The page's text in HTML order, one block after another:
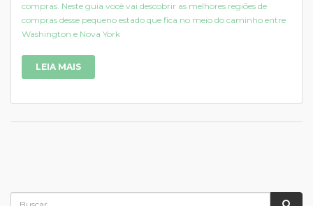
compras. Neste guia você vai descobrir as melhores regiões de
compras desse pequeno estado que fica no meio do caminho entre
Washington e Nova York
LEIA MAIS